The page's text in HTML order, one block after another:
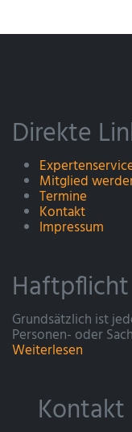
Direkte
Mitglied
Termine
Kontakt
Impressum
Haftpflicht
Grundsätzlich ist
Personen- oder
Weiterlesen
Kontakt